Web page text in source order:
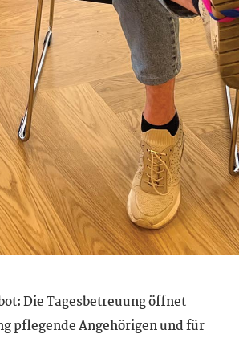
Die Tagesbetreuung öffnet
pflegende Angehörigen und für